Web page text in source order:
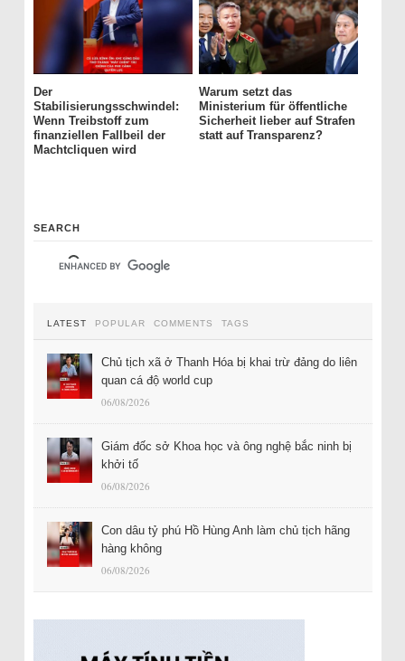
Der
Stabilisierungsschwindel:
Wenn Treibstoff zum
finanziellen Fallbeil der
Machtcliquen wird
Warum setzt das
Ministerium für öffentliche
Sicherheit lieber auf Strafen
statt auf Transparenz?
SEARCH
LATEST POPULAR COMMENTS TAGS
Chủ tịch xã ở Thanh Hóa bị khai trừ đảng do liên
quan cá độ world cup
06/08/2026
Giám đốc sở Khoa học và ông nghệ bắc ninh bị
khởi tố
06/08/2026
Con dâu tỷ phú Hồ Hùng Anh làm chủ tịch hãng
hàng không
06/08/2026